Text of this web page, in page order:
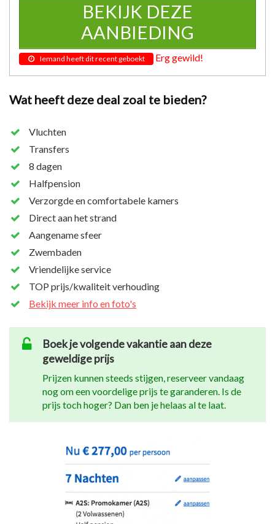
BEKIJK DEZE
AANBIEDING
Iemand heeft dit recent geboekt Erg gewild!
Wat heeft deze deal zoal te bieden?
Vluchten
Transfers
8 dagen
Halfpension
Verzorgde en comfortabele kamers
Direct aan het strand
Aangename sfeer
Zwembaden
Vriendelijke service
TOP prijs/kwaliteit verhouding
Bekijk meer info en foto's
Boek je volgende vakantie aan deze
geweldige prijs
Prijzen kunnen steeds stijgen, reserveer vandaag
nog om een voordelige prijs te garanderen. Is de
prijs toch hoger? Dan ben je helaas al te laat.